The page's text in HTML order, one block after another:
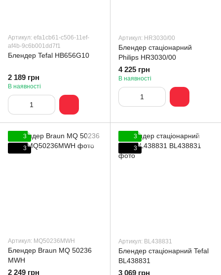
Артикул: efa1cb61-c506-11ef-
af4b-9c6b001dd7f1
Блендер Tefal HB656G10
2 189 грн
В наявності
Артикул: HR3030/00
Блендер стаціонарний
Philips HR3030/00
4 225 грн
В наявності
3
3
Артикул: MQ50236MWH
Блендер Braun MQ 50236
MWH
2 249 грн
3
3
Артикул: BL438831
Блендер стаціонарний Tefal
BL438831
3 069 грн